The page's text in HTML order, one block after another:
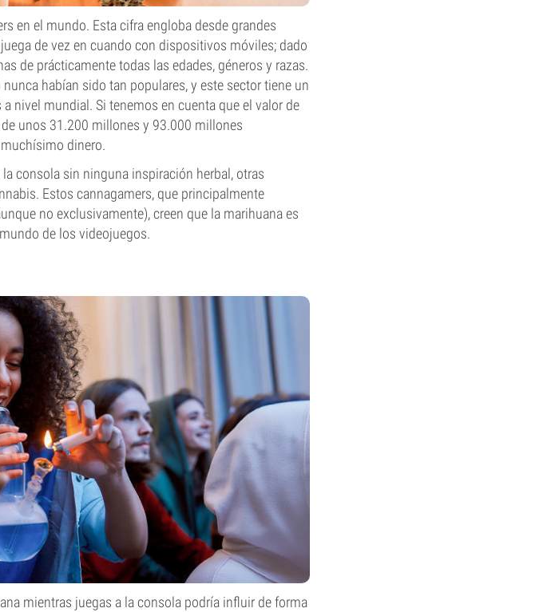
en el mundo. Esta cifra engloba desde grandes
de vez en cuando con dispositivos móviles; dado
de prácticamente todas las edades, géneros y razas.
habían sido tan populares, y este sector tiene un
nivel mundial. Si tenemos en cuenta que el valor de
unos 31.200 millones y 93.000 millones
dinero.
consola sin ninguna inspiración herbal, otras
Estos cannagamers, que principalmente
no exclusivamente), creen que la marihuana es
de los videojuegos.
mientras juegas a la consola podría influir de forma